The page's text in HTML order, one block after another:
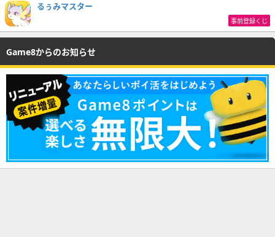
るぅみマスター
事前登録くじ
Game8からのお知らせ